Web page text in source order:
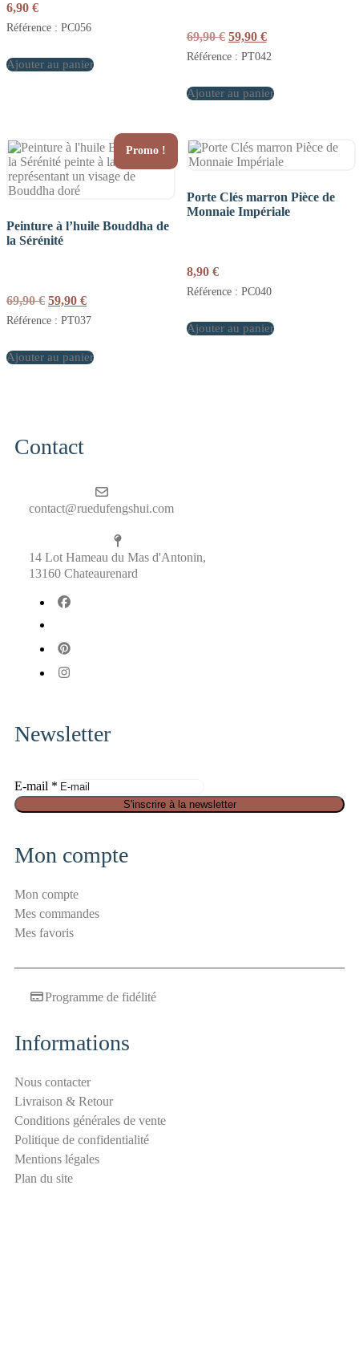
6,90 €
Référence : PC056
Ajouter au panier
69,90€ Le
prix
initial
69,90 €.
59,90 €Le
prix
actuel
59,90 €.
Référence : PT042
Ajouter au panier
Promo !
Peinture à l’huile Bouddha de
la Sérénité
69,90€ Le
prix
initial
69,90 €.
59,90 €Le
prix
actuel
59,90 €.
Référence : PT037
Ajouter au panier
Porte Clés marron Pièce de
Monnaie Impériale
8,90 €
Référence : PC040
Ajouter au panier
Contact
contact@ruedufengshui.com
14 Lot Hameau du Mas d'Antonin,
13160 Chateaurenard
Newsletter
E-mail *
S
u
i
t
é
-
p
a
m
E
-
m
S'inscrire à la newsletter
Mon compte
Mon compte
Mes commandes
Mes favoris
Programme de fidélité
Informations
Nous contacter
Livraison & Retour
Conditions générales de vente
Politique de confidentialité
Mentions légales
Plan du site